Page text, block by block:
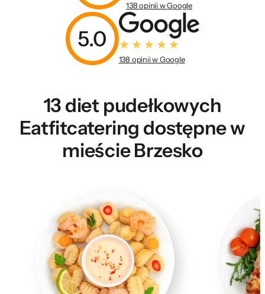
138 opinii w Google
5.0
138 opinii w Google
13 diet pudełkowych
Eatfitcatering dostępne w
mieście Brzesko